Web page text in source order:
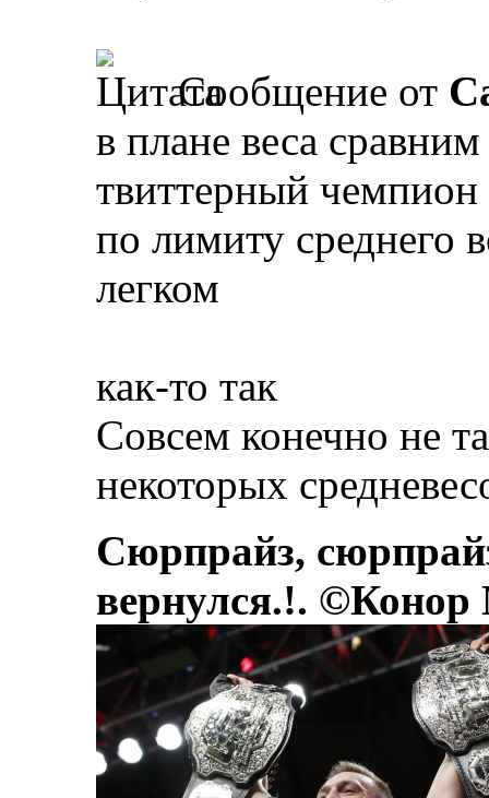
Сообщение от
в плане веса
твиттерный
по лимиту среднего
легком
как-то так
Совсем конечно не
некоторых
Сюрпрайз,
вернулся.!.